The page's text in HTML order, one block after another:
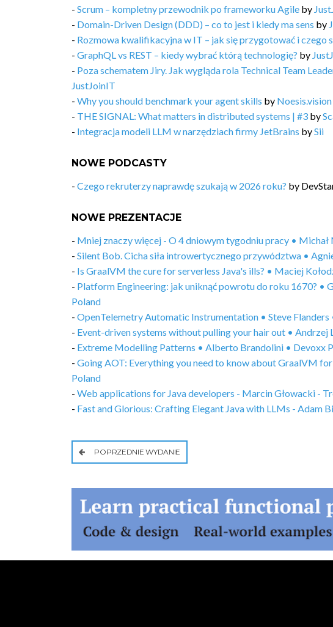
- Scrum – kompletny przewodnik po frameworku Agile by
- Domain-Driven Design (DDD) – co to jest i kiedy ma sens by
- Rozmowa kwalifikacyjna w IT – jak się przygotować i czego
- GraphQL vs REST – kiedy wybrać którą technologię? by
- Poza schematem Jiry. Jak wygląda rola Technical Team
JustJoinIT
- Why you should benchmark your agent skills by Noesis.vision
- THE SIGNAL: What matters in distributed systems | #3 by
- Integracja modeli LLM w narzędziach firmy JetBrains bySii
NOWE PODCASTY
- Czego rekruterzy naprawdę szukają w 2026 roku? by
NOWE PREZENTACJE
- Mniej znaczy więcej - O 4 dniowym tygodniu pracy •
- Silent Bob. Cicha siła introwertycznego przywództwa •
- Is GraalVM the cure for serverless Java's ills? • Maciej
- Platform Engineering: jak uniknąć powrotu do roku 1670? •
Poland
- OpenTelemetry Automatic Instrumentation • Steve Flanders
- Event-driven systems without pulling your hair out •
- Extreme Modelling Patterns • Alberto Brandolini • Devoxx
- Going AOT: Everything you need to know about GraalVM
Poland
- Web applications for Java developers - Marcin Głowacki -
- Fast and Glorious: Crafting Elegant Java with LLMs - Adam
POPRZEDNIE WYDANIE